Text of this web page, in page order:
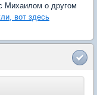
Михаилом о другом
вот здесь